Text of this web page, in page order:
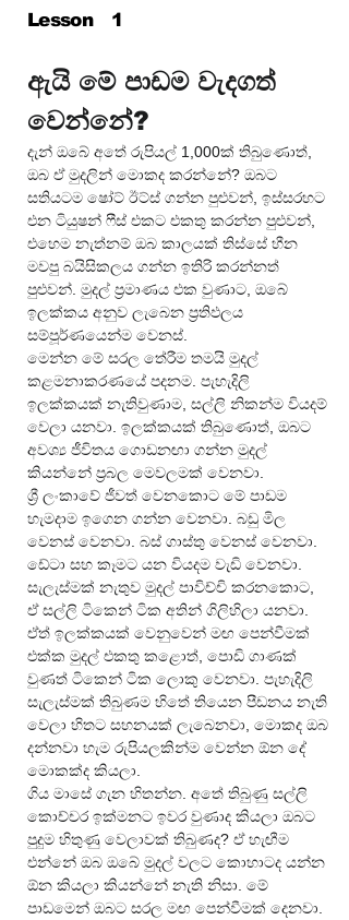
Lesson 1
ඇයි මේ පාඩම වැදගත්
වෙන්නේ?
දැන් ඔබේ අතේ රුපියල් 1,000ක් තිබුණොත්,
ඔබ ඒ මුදලින් මොකද කරන්නේ? ඔබට
සතියටම ෂෝට් ඊට්ස් ගන්න පුළුවන්, ඉස්සරහට
එන ටියුෂන් ෆීස් එකට එකතු කරන්න පුළුවන්,
එහෙම නැත්නම් ඔබ කාලයක් තිස්සේ හීන
මවපු බයිසිකලය ගන්න ඉතිරි කරන්නත්
පුළුවන්. මුදල් ප්‍රමාණය එක වුණාට, ඔබේ
ඉලක්කය අනුව ලැබෙන ප්‍රතිඵලය
සම්පූර්ණයෙන්ම වෙනස්.
මෙන්න මේ සරල තේරීම තමයි මුදල්
කළමනාකරණයේ පදනම. පැහැදිලි
ඉලක්කයක් නැතිවුණාම, සල්ලි නිකන්ම වියදම්
වෙලා යනවා. ඉලක්කයක් තිබුණොත්, ඔබට
අවශ්‍ය ජීවිතය ගොඩනඟා ගන්න මුදල්
කියන්නේ ප්‍රබල මෙවලමක් වෙනවා.
ශ්‍රී ලංකාවේ ජීවත් වෙනකොට මේ පාඩම
හැමදාම ඉගෙන ගන්න වෙනවා. බඩු මිල
වෙනස් වෙනවා. බස් ගාස්තු වෙනස් වෙනවා.
ඩේටා සහ කෑමට යන වියදම වැඩි වෙනවා.
සැලැස්මක් නැතුව මුදල් පාවිච්චි කරනකොට,
ඒ සල්ලි ටිකෙන් ටික අතින් ගිලිහිලා යනවා.
ඒත් ඉලක්කයක් වෙනුවෙන් මඟ පෙන්වීමක්
එක්ක මුදල් එකතු කළොත්, පොඩි ගාණක්
වුණත් ටිකෙන් ටික ලොකු වෙනවා. පැහැදිලි
සැලැස්මක් තිබුණම හිතේ තියෙන පීඩනය නැති
වෙලා හිතට සහනයක් ලැබෙනවා, මොකද ඔබ
දන්නවා හැම රුපියලකින්ම වෙන්න ඕන දේ
මොකක්ද කියලා.
ගිය මාසේ ගැන හිතන්න. අතේ තිබුණු සල්ලි
කොච්චර ඉක්මනට ඉවර වුණාද කියලා ඔබට
පුදුම හිතුණු වෙලාවක් තිබුණද? ඒ හැඟීම
එන්නේ ඔබ ඔබේ මුදල් වලට කොහාටද යන්න
ඕන කියලා කියන්නේ නැති නිසා. මේ
පාඩමෙන් ඔබට සරල මඟ පෙන්වීමක් දෙනවා.